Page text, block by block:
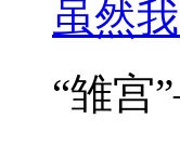
虽然
“雏宫